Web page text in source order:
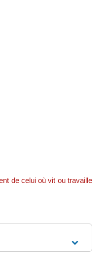
de celui où vit ou travaille